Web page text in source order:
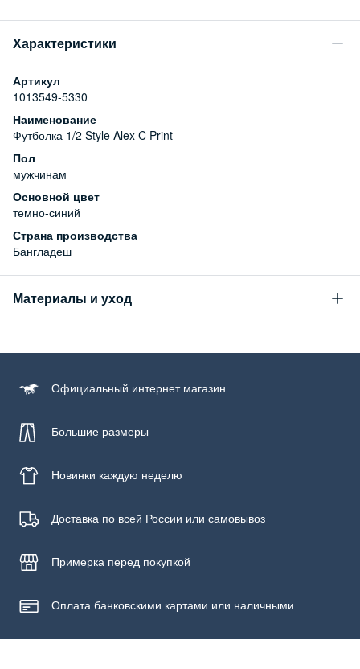
Характеристики
Артикул
1013549-5330
Наименование
Футболка 1/2 Style Alex C Print
Пол
мужчинам
Основной цвет
темно-синий
Страна производства
Бангладеш
Материалы и уход
100% хлопок
Бережная стирка при температуре не более 30С, химчистка
запрещена
Официальный интернет магазин
Большие размеры
Новинки каждую неделю
Доставка по всей России или самовывоз
Примерка перед покупкой
Оплата банковскими картами или наличными